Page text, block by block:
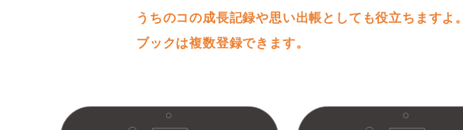
うちのコの成長記録や思い出帳としても役立ちますよ。
ブックは複数登録できます。